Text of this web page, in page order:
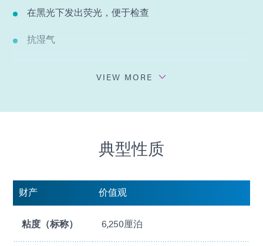
在黑光下发出荧光，便于检查
抗湿气
10993-6 植入、ISO 10993-10 皮内和 ISO 10993-11 全
VIEW MORE
典型性质
财产 价值观
粘度（标称） 6,250厘泊